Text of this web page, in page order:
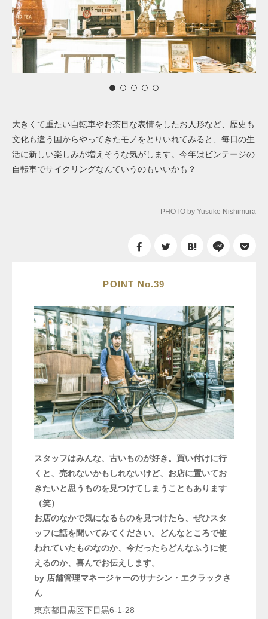
大きくて重たい自転車やお茶目な表情をしたお人形など、歴史も
文化も違う国からやってきたモノをとりいれてみると、毎日の生
活に新しい楽しみが増えそうな気がします。今年はビンテージの
自転車でサイクリングなんていうのもいいかも？
PHOTO by Yusuke Nishimura
POINT No.39
スタッフはみんな、古いものが好き。買い付けに行
くと、売れないかもしれないけど、お店に置いてお
きたいと思うものを見つけてしまうこともあります
（笑）
お店のなかで気になるものを見つけたら、ぜひスタ
ッフに話を聞いてみてください。どんなところで使
われていたものなのか、今だったらどんなふうに使
えるのか、喜んでお伝えします。
by 店舗管理マネージャーのサナシン・エクラックさ
ん
東京都目黒区下目黒6-1-28